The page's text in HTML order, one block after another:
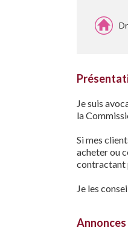
Je suis
la
Si mes
acheter ou
contractant
Je les